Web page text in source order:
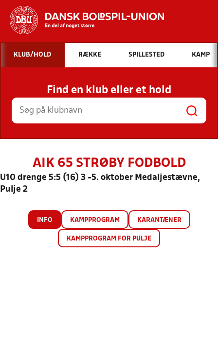
Hvad vil du søge efter?
INDHOLD OG NYHEDER
STILLINGER, RESULTATER, KLUBBER OG
HOLD
KLUB/HOLD RÆKKE SPILLESTED KAMP
Find en klub eller et hold
AIK 65 STRØBY FODBOLD
U10 drenge 5:5 (16) 3 -5. oktober Medaljestævne,
Pulje 2
INFO KAMPPROGRAM KARANTÆNER
KAMPPROGRAM FOR PULJE